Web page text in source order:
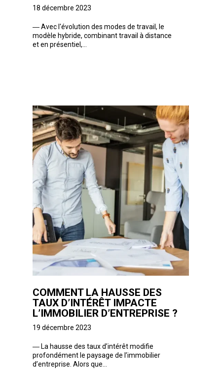
18 décembre 2023
―Avec l'évolution des modes de travail, le
modèle hybride, combinant travail à distance
et en présentiel,...
COMMENT LA HAUSSE DES
TAUX D’INTÉRÊT IMPACTE
L’IMMOBILIER D’ENTREPRISE ?
19 décembre 2023
― La hausse des taux d’intérêt modifie
profondément le paysage de l’immobilier
d’entreprise. Alors que...